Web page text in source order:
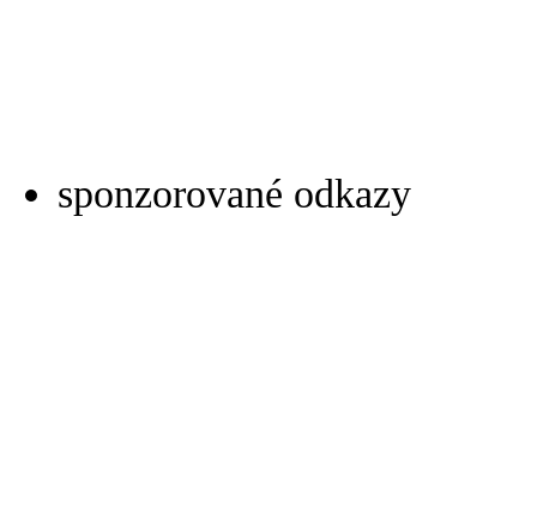
sponzorované odkazy